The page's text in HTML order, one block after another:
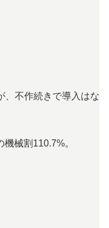
、不作続きで導入はな
械割110.7%。